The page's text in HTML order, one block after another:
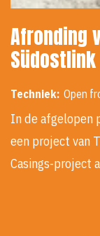
Afronding
Südostlink
Techniek: Open
In de afgelopen
een project van
Casings-project